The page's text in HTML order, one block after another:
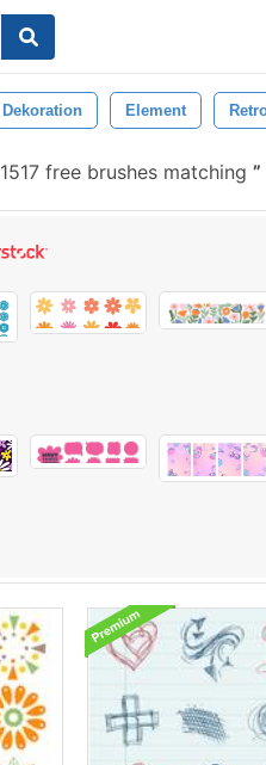
Dekoration Element
1517 free brushes matching